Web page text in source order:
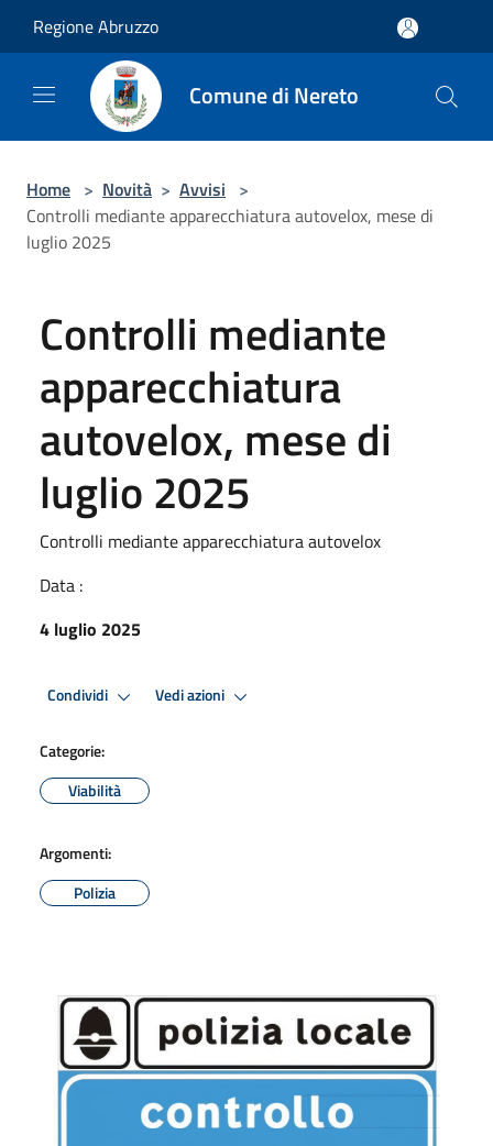
Regione Abruzzo
Comune di Nereto
Home > Novità > Avvisi >
Controlli mediante apparecchiatura autovelox, mese di
luglio 2025
Controlli mediante
apparecchiatura
autovelox, mese di
luglio 2025
Controlli mediante apparecchiatura autovelox
Data :
4 luglio 2025
Condividi Vedi azioni
Categorie:
Viabilità
Argomenti:
Polizia